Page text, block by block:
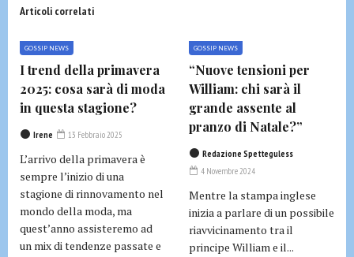
Articoli correlati
GOSSIP NEWS
I trend della primavera
2025: cosa sarà di moda
in questa stagione?
Irene 13 Febbraio 2025
L’arrivo della primavera è
sempre l’inizio di una
stagione di rinnovamento nel
mondo della moda, ma
quest’anno assisteremo ad
un mix di tendenze passate e
GOSSIP NEWS
“Nuove tensioni per
William: chi sarà il
grande assente al
pranzo di Natale?”
Redazione Spetteguless
4 Novembre 2024
Mentre la stampa inglese
inizia a parlare di un possibile
riavvicinamento tra il
principe William e il...